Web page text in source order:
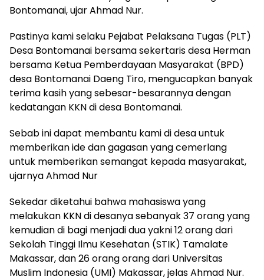
Bontomanai, ujar Ahmad Nur.
Pastinya kami selaku Pejabat Pelaksana Tugas (PLT)
Desa Bontomanai bersama sekertaris desa Herman
bersama Ketua Pemberdayaan Masyarakat (BPD)
desa Bontomanai Daeng Tiro, mengucapkan banyak
terima kasih yang sebesar-besarannya dengan
kedatangan KKN di desa Bontomanai.
Sebab ini dapat membantu kami di desa untuk
memberikan ide dan gagasan yang cemerlang
untuk memberikan semangat kepada masyarakat,
ujarnya Ahmad Nur
Sekedar diketahui bahwa mahasiswa yang
melakukan KKN di desanya sebanyak 37 orang yang
kemudian di bagi menjadi dua yakni 12 orang dari
Sekolah Tinggi Ilmu Kesehatan (STIK) Tamalate
Makassar, dan 26 orang orang dari Universitas
Muslim Indonesia (UMI) Makassar, jelas Ahmad Nur.